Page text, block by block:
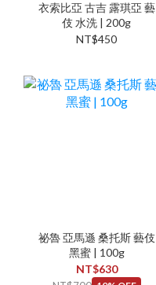
衣索比亞 古吉 露琪亞 藝
伎 水洗 | 200g
NT$450
祕魯 亞馬遜 桑托斯 藝伎
黑蜜 | 100g
NT$630